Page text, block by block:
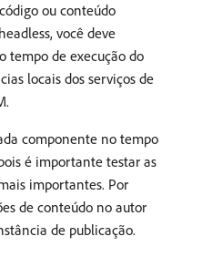
ou conteúdo
você deve
tempo de execução do
locais dos serviços de
componente no tempo
é importante testar as
importantes. Por
de conteúdo no autor
de publicação.